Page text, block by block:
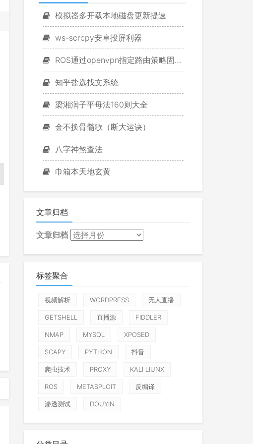
模拟器多开载本地磁盘更新提速
ws-scrcpy安卓投屏利器
ROS通过openvpn指定路由策略固定游戏IP
知乎盐选找文系统
梁湘润子平母法160则大全
金不换骨髓歌（断大运诀）
八字神煞查法
巾箱本天地玄黄
文章归档
文章归档
标签聚合
视频解析 WORDPRESS 无人直播
GETSHELL 直播源 FIDDLER
NMAP MYSQL XPOSED
SCAPY PYTHON 抖音
爬虫技术 PROXY KALI LIUNX
ROS METASPLOIT 反编译
渗透测试 DOUYIN